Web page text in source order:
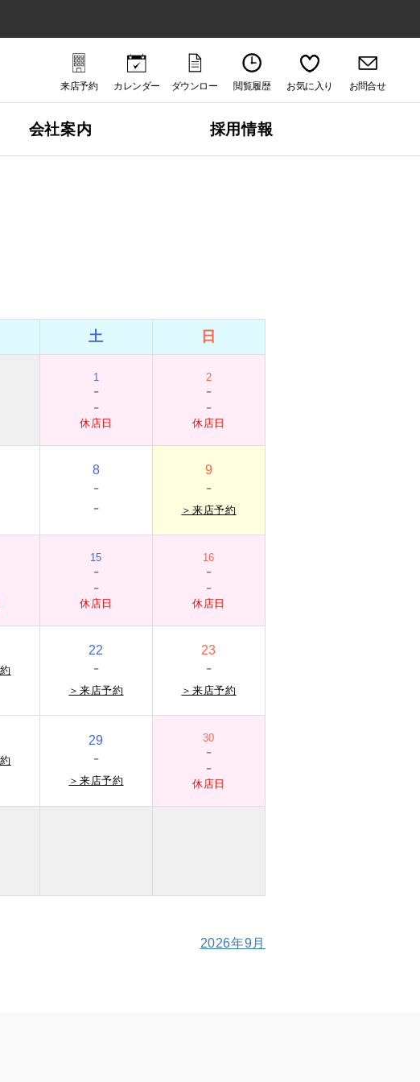
来店予約 カレンダー
ダウンロー
ド
閲覧履歴 お気に入り お問合せ
会社案内 採用情報
土 日
1
-
-
休店日
2
-
-
休店日
8
-
-
9
-
＞来店予約
15
-
-
休店日
16
-
-
休店日
22
-
＞来店予約
23
-
＞来店予約
29
-
＞来店予約
30
-
-
休店日
2026年9月